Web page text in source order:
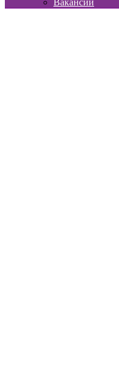
Вакансии